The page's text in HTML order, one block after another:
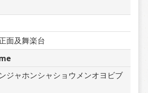
面及舞楽台
ジャホンシャショウメンオヨビブ